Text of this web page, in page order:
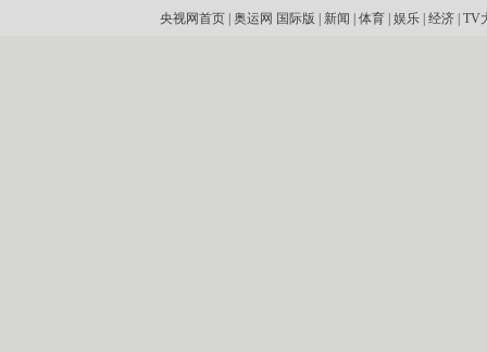
央视网首页| 奥运网 国际版 新闻 体育| 娱乐| 经济| TV